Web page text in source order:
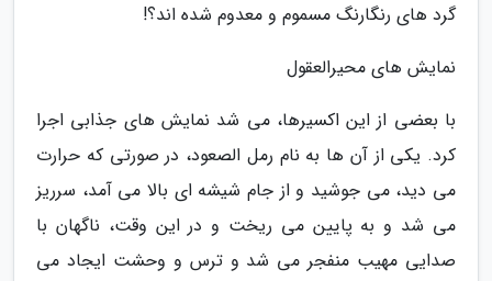
گرد های رنگارنگ مسموم و معدوم شده اند؟!
نمایش های محیرالعقول
با بعضی از این اکسیرها، می شد نمایش های جذابی اجرا
کرد. یکی از آن ها به نام رمل الصعود، در صورتی که حرارت
می دید، می جوشید و از جام شیشه ای بالا می آمد، سرریز
می شد و به پایین می ریخت و در این وقت، ناگهان با
صدایی مهیب منفجر می شد و ترس و وحشت ایجاد می